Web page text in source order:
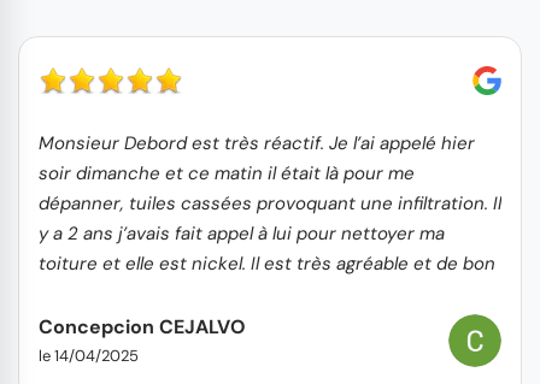
Monsieur Debord est très réactif. Je l’ai appelé hier
soir dimanche et ce matin il était là pour me
dépanner, tuiles cassées provoquant une infiltration. Il
y a 2 ans j’avais fait appel à lui pour nettoyer ma
toiture et elle est nickel. Il est très agréable et de bon
Concepcion CEJALVO
le 14/04/2025